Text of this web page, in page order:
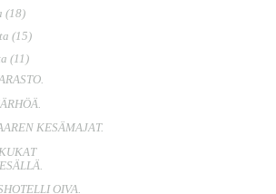
(18)
(15)
(11)
KESÄMAJAT.
OIVA.